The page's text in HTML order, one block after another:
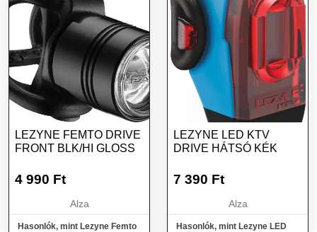
LEZYNE FEMTO DRIVE
FRONT BLK/HI GLOSS
4 990 Ft
Alza
Hasonlók, mint Lezyne Femto
LEZYNE LED KTV
DRIVE HÁTSÓ KÉK
7 390 Ft
Alza
Hasonlók, mint Lezyne LED